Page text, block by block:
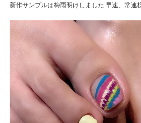
新作サンプルは梅雨明けしました 早速、常連